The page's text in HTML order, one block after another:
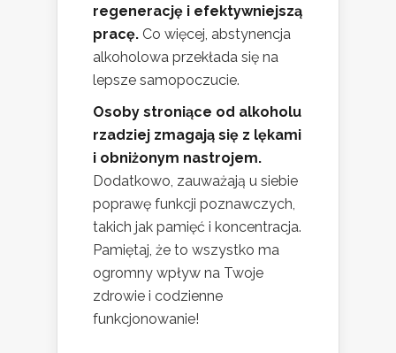
regenerację i efektywniejszą
pracę. Co więcej, abstynencja
alkoholowa przekłada się na
lepsze samopoczucie.
Osoby stroniące od alkoholu
rzadziej zmagają się z lękami
i obniżonym nastrojem.
Dodatkowo, zauważają u siebie
poprawę funkcji poznawczych,
takich jak pamięć i koncentracja.
Pamiętaj, że to wszystko ma
ogromny wpływ na Twoje
zdrowie i codzienne
funkcjonowanie!